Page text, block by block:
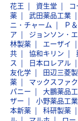
花王 資生堂
薬
武田薬品工業
ニ・チャーム
Ｐ
ア
ジョンソン・
林製薬
エーザイ
共
協和キリン
ス
日本ロレアル
友化学
田辺三菱
薬
マックスファ
パニー
大鵬薬品
ザー
小野薬品工業
本新薬
科研製薬